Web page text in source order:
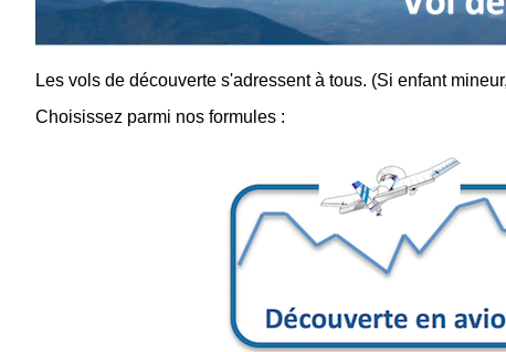
Les vols de découverte s'adressent à tous. (Si enfant
Choisissez parmi nos formules :